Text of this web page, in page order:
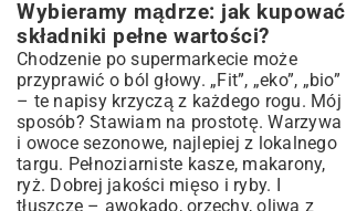
Wybieramy mądrze: jak kupować
składniki pełne wartości?
Chodzenie po supermarkecie może
przyprawić o ból głowy. „Fit”, „eko”, „bio”
– te napisy krzyczą z każdego rogu. Mój
sposób? Stawiam na prostotę. Warzywa
i owoce sezonowe, najlepiej z lokalnego
targu. Pełnoziarniste kasze, makarony,
ryż. Dobrej jakości mięso i ryby. I
tłuszcze – awokado, orzechy, oliwa z